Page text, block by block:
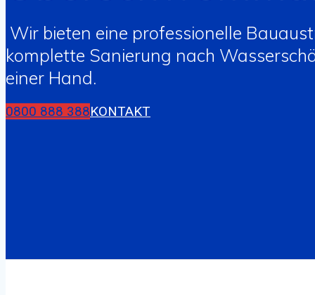
Wir bieten eine professionelle
komplette Sanierung nach
einer Hand.
0800 888 388KONTAKT